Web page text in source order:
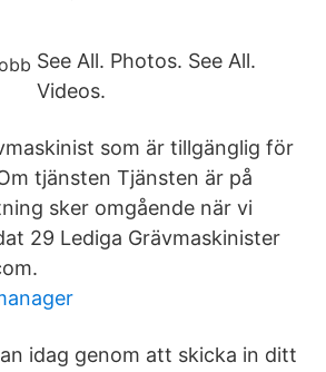
See All. Photos. See All.
Videos.
som är tillgänglig för
tjänsten Tjänsten är på
sker omgående när vi
29 Lediga Grävmaskinister
idag genom att skicka in ditt